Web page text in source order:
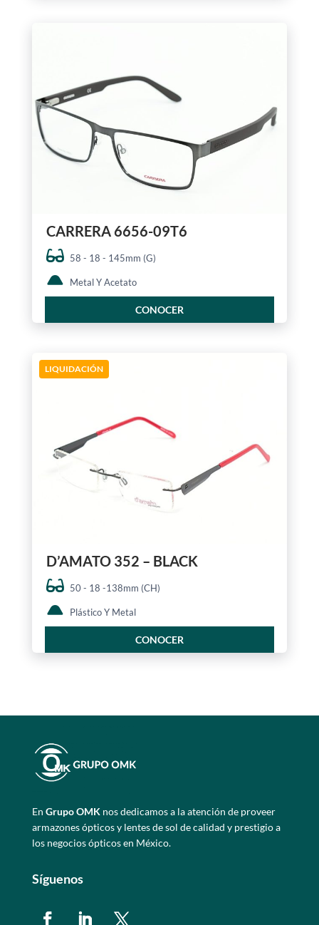
CARRERA 6656-09T6
58 - 18 - 145mm (G)
Metal Y Acetato
CONOCER
LIQUIDACIÓN
D’AMATO 352 – BLACK
50 - 18 -138mm (CH)
Plástico Y Metal
CONOCER
En Grupo OMKnos dedicamos a la atención de proveer
armazones ópticos y lentes de sol de calidad y prestigio a
los negocios ópticos en México.
Síguenos